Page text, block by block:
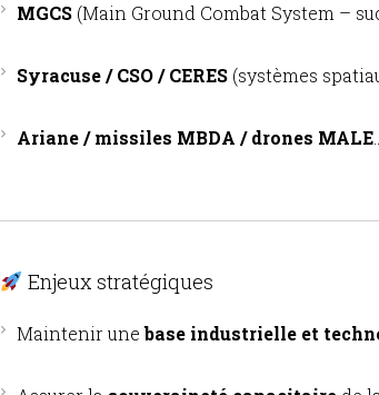
MGCS (Main Ground Combat System –
Syracuse / CSO / CERES (systèmes
Ariane / missiles MBDA / drones MALE
Enjeux stratégiques
Maintenir unebase industrielle et